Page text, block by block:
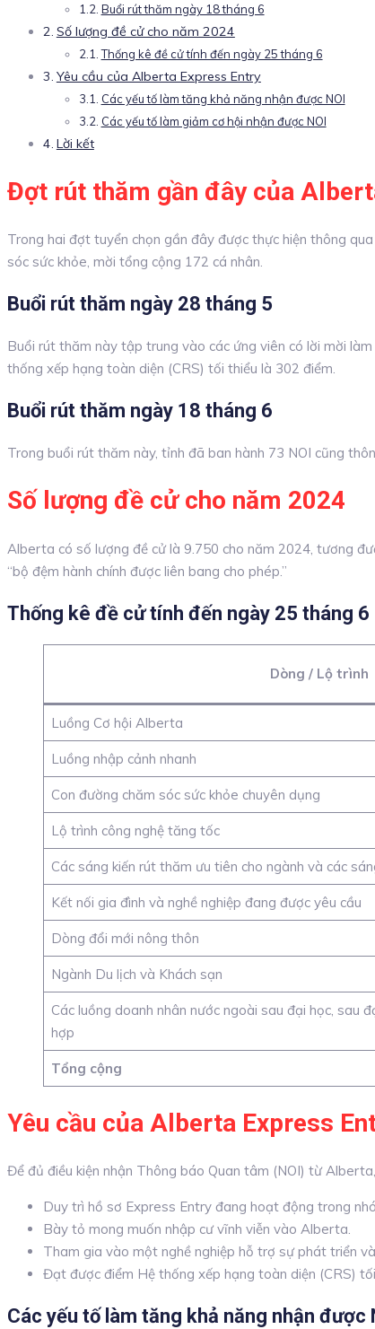
Buổi rút thăm ngày 18 tháng 6
Số lượng đề cử cho năm 2024
Thống kê đề cử tính đến ngày 25 tháng 6
Yêu cầu của Alberta Express Entry
Các yếu tố làm tăng khả năng nhận được NOI
Các yếu tố làm giảm cơ hội nhận được NOI
Lời kết
Đợt rút thăm gần đây của
Trong hai đợt tuyển chọn gần đây được thực hiện thông
sóc sức khỏe, mời tổng cộng 172 cá nhân.
Buổi rút thăm ngày 28 tháng 5
Buổi rút thăm này tập trung vào các ứng viên có lời mời
thống xếp hạng toàn diện (CRS) tối thiểu là 302 điểm.
Buổi rút thăm ngày 18 tháng 6
Trong buổi rút thăm này, tỉnh đã ban hành 73 NOI cũng
Số lượng đề cử cho năm 2024
Alberta có số lượng đề cử là 9.750 cho năm 2024, tương
“bộ đệm hành chính được liên bang cho phép.”
Thống kê đề cử tính đến ngày 25 tháng 6
Dòng / Lộ trình
Luồng Cơ hội Alberta
Luồng nhập cảnh nhanh
Con đường chăm sóc sức khỏe chuyên dụng
Lộ trình công nghệ tăng tốc
Các sáng kiến rút thăm ưu tiên cho ngành và các
Kết nối gia đình và nghề nghiệp đang được yêu cầu
Dòng đổi mới nông thôn
Ngành Du lịch và Khách sạn
Các luồng doanh nhân nước ngoài sau đại học, sau
hợp
Tổng cộng
Yêu cầu của Alberta Express
Để đủ điều kiện nhận Thông báo Quan tâm (NOI) từ
Duy trì hồ sơ Express Entry đang hoạt động trong
Bày tỏ mong muốn nhập cư vĩnh viễn vào Alberta.
Tham gia vào một nghề nghiệp hỗ trợ sự phát triển
Đạt được điểm Hệ thống xếp hạng toàn diện (CRS)
Các yếu tố làm tăng khả năng nhận được